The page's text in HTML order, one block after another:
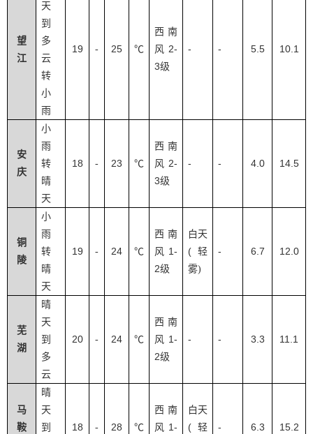
望
江
天
到
多
云
转
小
雨
19 - 25 ℃
西南
风 2-
3级
- - 5.5 10.1
安
庆
小
雨
转
晴
天
18 - 23 ℃
西南
风 2-
3级
- - 4.0 14.5
铜
陵
小
雨
转
晴
天
19 - 24 ℃
西南
风 1-
2级
白天
( 轻
雾)
- 6.7 12.0
芜
湖
晴
天
到
多
云
20 - 24 ℃
西南
风 1-
2级
- - 3.3 11.1
马
鞍
晴
天
到
18 - 28 ℃
西南
风 1-
白天
( 轻
- 6.3 15.2